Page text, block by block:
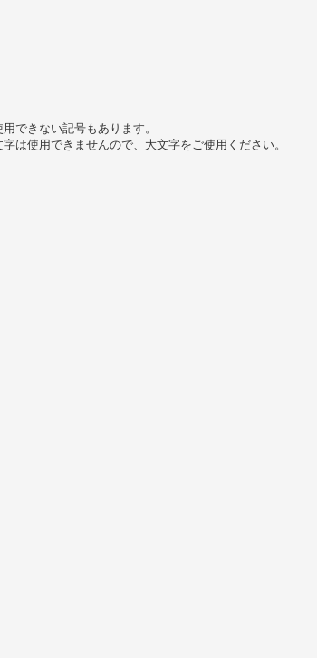
できない記号もあります。
は使用できませんので、大文字をご使用ください。